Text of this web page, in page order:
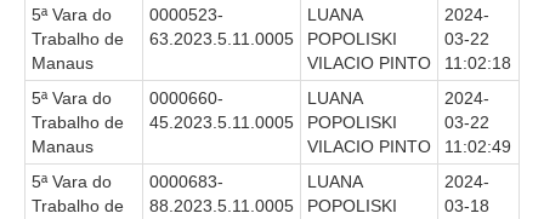
5ª Vara do
Trabalho de
Manaus
0000523-
63.2023.5.11.0005
LUANA
POPOLISKI
VILACIO PINTO
2024-
03-22
11:02:18
5ª Vara do
Trabalho de
Manaus
0000660-
45.2023.5.11.0005
LUANA
POPOLISKI
VILACIO PINTO
2024-
03-22
11:02:49
5ª Vara do
Trabalho de
0000683-
88.2023.5.11.0005
LUANA
POPOLISKI
2024-
03-18